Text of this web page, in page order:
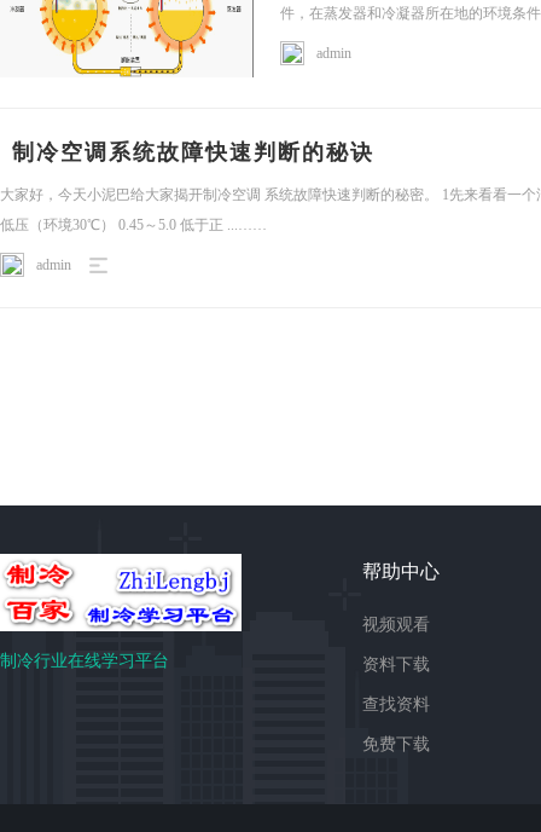
件，在蒸发器和冷凝器所在地的环境条
……
admin
制冷空调系统故障快速判断的秘诀
大家好，今天小泥巴给大家揭开制冷空调 系统故障快速判断的秘密。 1先来看看一
低压（环境30℃） 0.45～5.0 低于正 ...……
admin
制冷行业在线学习平台
帮助中心
视频观看
资料下载
查找资料
免费下载